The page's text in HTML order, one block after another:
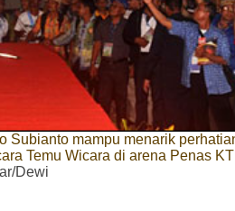
Subianto mampu menarik
Temu Wicara di arena Penas
Dewi